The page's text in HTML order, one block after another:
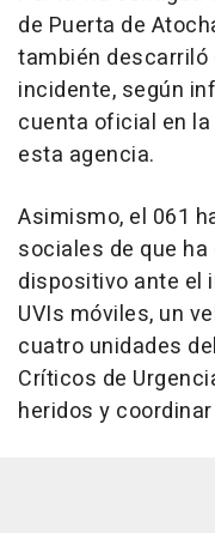
de Puerta de
también
incidente, según
cuenta oficial en
esta agencia.
Asimismo, el 061
sociales de que
dispositivo ante el
UVIs móviles, un
cuatro unidades
Críticos de
heridos y